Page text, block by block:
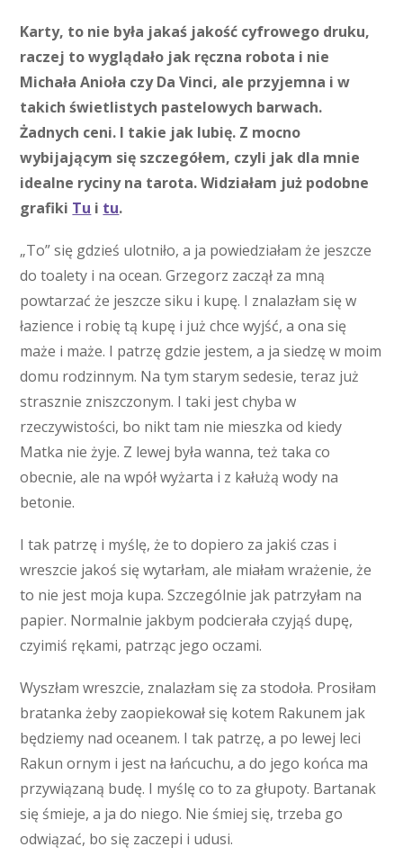
Karty, to nie była jakaś jakość cyfrowego druku,
raczej to wyglądało jak ręczna robota i nie
Michała Anioła czy Da Vinci, ale przyjemna i w
takich świetlistych pastelowych barwach.
Żadnych ceni. I takie jak lubię. Z mocno
wybijającym się szczegółem, czyli jak dla mnie
idealne ryciny na tarota. Widziałam już podobne
grafiki Tu i tu.
„To” się gdzieś ulotniło, a ja powiedziałam że jeszcze
do toalety i na ocean. Grzegorz zaczął za mną
powtarzać że jeszcze siku i kupę. I znalazłam się w
łazience i robię tą kupę i już chce wyjść, a ona się
maże i maże. I patrzę gdzie jestem, a ja siedzę w moim
domu rodzinnym. Na tym starym sedesie, teraz już
strasznie zniszczonym. I taki jest chyba w
rzeczywistości, bo nikt tam nie mieszka od kiedy
Matka nie żyje. Z lewej była wanna, też taka co
obecnie, ale na wpół wyżarta i z kałużą wody na
betonie.
I tak patrzę i myślę, że to dopiero za jakiś czas i
wreszcie jakoś się wytarłam, ale miałam wrażenie, że
to nie jest moja kupa. Szczególnie jak patrzyłam na
papier. Normalnie jakbym podcierała czyjąś dupę,
czyimiś rękami, patrząc jego oczami.
Wyszłam wreszcie, znalazłam się za stodoła. Prosiłam
bratanka żeby zaopiekował się kotem Rakunem jak
będziemy nad oceanem. I tak patrzę, a po lewej leci
Rakun ornym i jest na łańcuchu, a do jego końca ma
przywiązaną budę. I myślę co to za głupoty. Bartanak
się śmieje, a ja do niego. Nie śmiej się, trzeba go
odwiązać, bo się zaczepi i udusi.